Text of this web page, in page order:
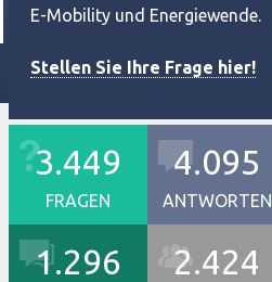
E-Mobility und Energiewende.
Stellen Sie Ihre Frage hier!
3.449
FRAGEN
4.095
ANTWORTEN
1.296 2.424